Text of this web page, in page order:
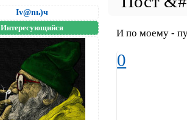
Iv@nь)ч
Интересующийся И по моему -
0